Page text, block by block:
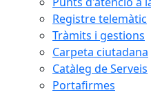
Registre telemàtic
Tràmits i gestions
Carpeta ciutadana
Catàleg de Serveis
Portafirmes